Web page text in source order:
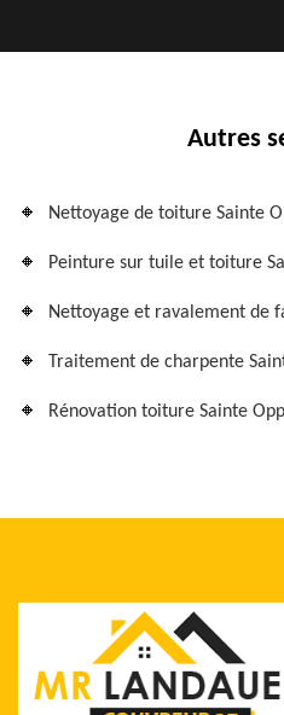
Autres
Nettoyage de toiture Sainte
Peinture sur tuile et toiture
Nettoyage et ravalement de
Traitement de charpente
Rénovation toiture Sainte